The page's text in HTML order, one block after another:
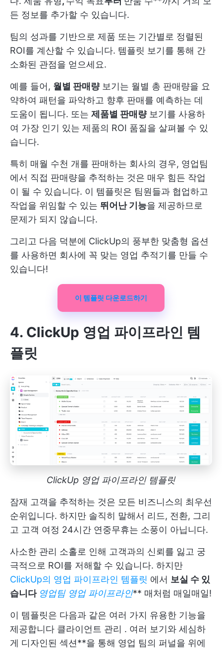
든 정보를 추가할 수 있습니다.
팀의 성과를 기반으로 제품 또는 기간별로 정렬된
ROI를 계산할 수 있습니다. 템플릿 보기를 통해 간
소화된 관점을 얻으세요.
예를 들어, 월별 판매량보기는 월별 총 판매량을 요
약하여 패턴을 파악하고 향후 판매를 예측하는 데
도움이 됩니다. 또는 제품별 판매량보기를 사용하
여 가장 인기 있는 제품의 ROI 품질을 살펴볼 수 있
습니다.
특히 매월 수천 개를 판매하는 회사의 경우, 영업팀
에서 직접 판매량을 추적하는 것은 매우 힘든 작업
이 될 수 있습니다. 이 템플릿은 팀원들과 협업하고
작업을 위임할 수 있는 뛰어난 기능을 제공하므로
문제가 되지 않습니다.
그리고 다음 덕분에 ClickUp의 풍부한 맞춤형 옵션
를 사용하면 회사에 꼭 맞는 영업 추적기를 만들 수
있습니다!
이 템플릿 다운로드하기
4. ClickUp 영업 파이프라인 템
플릿
ClickUp 영업 파이프라인 템플릿
잠재 고객을 추적하는 것은 모든 비즈니스의 최우선
순위입니다. 하지만 솔직히 말해서 리드, 전환, 그리
고 고객 여정 24시간 연중무휴는 소풍이 아닙니다.
사소한 관리 소홀로 인해 고객과의 신뢰를 잃고 궁
극적으로 ROI를 저해할 수 있습니다. 하지만
ClickUp의 영업 파이프라인 템플릿 에서 보실 수 있
습니다 영업팀 영업 파이프라인** 매처럼 매일매일!
이 템플릿은 다음과 같은 여러 가지 유용한 기능을
제공합니다 클라이언트 관리 . 여러 보기와 세심하
게 디자인된 섹션**을 통해 영업 팀의 퍼널을 위에